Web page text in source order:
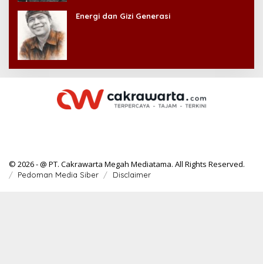
Energi dan Gizi Generasi
© 2026 - @ PT. Cakrawarta Megah Mediatama. All Rights Reserved.
Pedoman Media Siber Disclaimer